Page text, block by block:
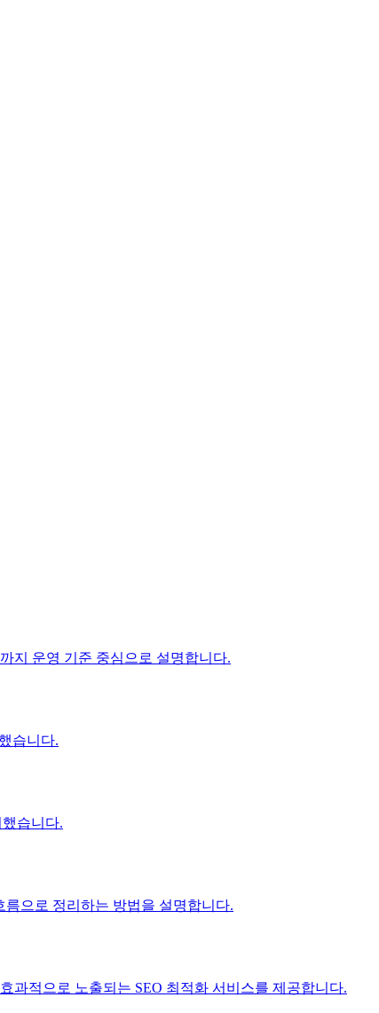
지 운영 기준 중심으로 설명합니다.
습니다.
습니다.
으로 정리하는 방법을 설명합니다.
과적으로 노출되는 SEO 최적화 서비스를 제공합니다.